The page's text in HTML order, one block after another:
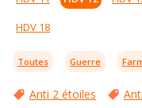
HDV 18
Toutes Guerre
Anti 2 étoiles